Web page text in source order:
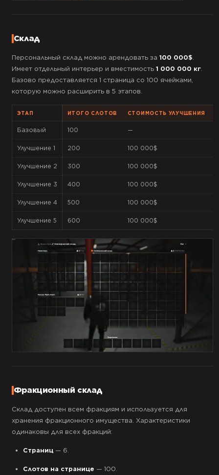
Склад
Персональный склад можно арендовать за 100 000$
Имеет отдельный интерьер и вместимость 1 000 000 кг.
Базово предоставляется 1 страница со 100 ячейками,
которую можно расширить в 5 этапов.
ЭТАП ИТОГО СЛОТОВ СТОИМОСТЬ УЛУЧШЕНИЯ
Базовый 100 —
Улучшение 1 200 100 000$
Улучшение 2 300 100 000$
Улучшение 3 400 100 000$
Улучшение 4 500 100 000$
Улучшение 5 600 100 000$
Фракционный склад
Склад доступен всем фракциям и используется для
хранения фракционного имущества. Характеристики
одинаковы для всех фракций:
Страниц— 6.
Слотов на странице — 100.